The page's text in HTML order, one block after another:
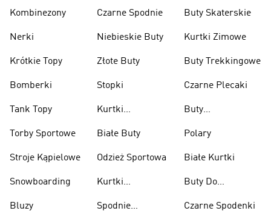
Kombinezony
Nerki
Krótkie Topy
Bomberki
Tank Topy
Torby Sportowe
Stroje Kąpielowe
Snowboarding
Bluzy
Czarne Spodnie
Niebieskie Buty
Złote Buty
Stopki
Kurtki
Białe Buty
Odzież Sportowa
Kurtki
Spodnie
Buty Skaterskie
Kurtki Zimowe
Buty Trekkingowe
Czarne Plecaki
Buty
Polary
Białe Kurtki
Buty Do
Czarne Spodenki